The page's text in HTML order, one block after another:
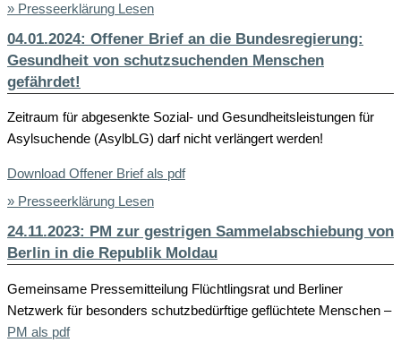
» Presseerklärung Lesen
04.01.2024: Offener Brief an die Bundesregierung:
Gesundheit von schutzsuchenden Menschen
gefährdet!
Zeitraum für abgesenkte Sozial- und Gesundheitsleistungen für
Asylsuchende (AsylbLG) darf nicht verlängert werden!
Download Offener Brief als pdf
» Presseerklärung Lesen
24.11.2023: PM zur gestrigen Sammelabschiebung von
Berlin in die Republik Moldau
Gemeinsame Pressemitteilung Flüchtlingsrat und Berliner
Netzwerk für besonders schutzbedürftige geflüchtete Menschen –
PM als pdf